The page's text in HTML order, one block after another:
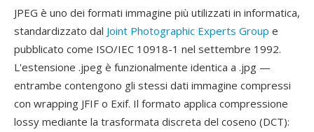
JPEG è uno dei formati immagine più utilizzati in informatica,
standardizzato dal Joint Photographic Experts Group e
pubblicato come ISO/IEC 10918-1 nel settembre 1992.
L'estensione .jpeg è funzionalmente identica a .jpg —
entrambe contengono gli stessi dati immagine compressi
con wrapping JFIF o Exif. Il formato applica compressione
lossy mediante la trasformata discreta del coseno (DCT):